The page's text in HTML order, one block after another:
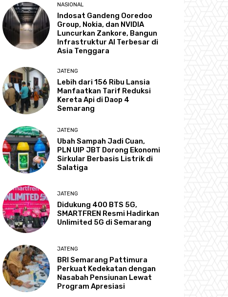
NASIONAL
Indosat Gandeng Ooredoo
Group, Nokia, dan NVIDIA
Luncurkan Zankore, Bangun
Infrastruktur AI Terbesar di
Asia Tenggara
JATENG
Lebih dari 156 Ribu Lansia
Manfaatkan Tarif Reduksi
Kereta Api di Daop 4
Semarang
JATENG
Ubah Sampah Jadi Cuan,
PLN UIP JBT Dorong Ekonomi
Sirkular Berbasis Listrik di
Salatiga
JATENG
Didukung 400 BTS 5G,
SMARTFREN Resmi Hadirkan
Unlimited 5G di Semarang
JATENG
BRI Semarang Pattimura
Perkuat Kedekatan dengan
Nasabah Pensiunan Lewat
Program Apresiasi